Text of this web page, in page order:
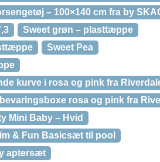
– 100×140 cm fra by
Sweet grøn – plasttæppe
Sweet Pea
kurve i rosa og pink fra
rosa og pink fra
Mini Baby – Hvid
& Fun Basicsæt til pool
aptersæt